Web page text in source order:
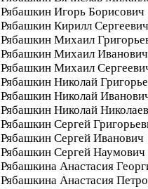
Рябашкин Игорь Борисович
Рябашкин Кирилл Сергеевич
Рябашкин Михаил
Рябашкин Михаил Иванович
Рябашкин Михаил
Рябашкин Николай
Рябашкин Николай
Рябашкин Николай
Рябашкин Сергей
Рябашкин Сергей Иванович
Рябашкин Сергей Наумович
Рябашкина Анастасия
Рябашкина Анастасия